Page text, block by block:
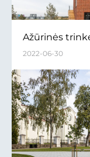
Ažūrinės
kam skirti Eco
drenuojantys
produktai
2022-06-30